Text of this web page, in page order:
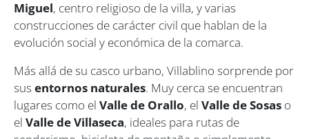
Miguel, centro religioso de la villa, y varias
construcciones de carácter civil que hablan de la
evolución social y económica de la comarca.
Más allá de su casco urbano, Villablino sorprende por
sus entornos naturales. Muy cerca se encuentran
lugares como el Valle de Orallo, el Valle de Sosas o
el Valle de Villaseca, ideales para rutas de